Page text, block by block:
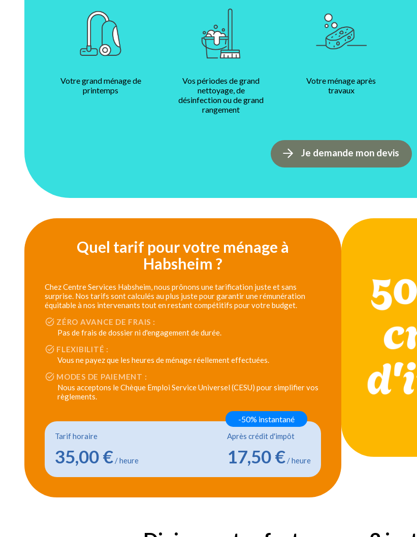
Votre grand ménage de
printemps
Vos périodes de grand
nettoyage, de
désinfection ou de grand
rangement
Votre ménage après
travaux
Je demande mon devis
Quel tarif pour votre ménage à
Habsheim ?
Chez Centre Services Habsheim, nous prônons une tarification juste et sans
surprise. Nos tarifs sont calculés au plus juste pour garantir une rémunération
équitable à nos intervenants tout en restant compétitifs pour votre budget.
ZÉRO AVANCE DE FRAIS :
Pas de frais de dossier ni d'engagement de durée.
FLEXIBILITÉ :
Vous ne payez que les heures de ménage réellement effectuées.
MODES DE PAIEMENT :
Nous acceptons le Chèque Emploi Service Universel (CESU) pour simplifier vos
règlements.
Tarif horaire
35,00 € / heure
Après crédit d'impôt
17,50 € / heure
-50% instantané